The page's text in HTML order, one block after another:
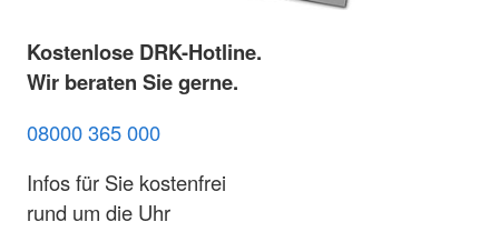
Kostenlose DRK-Hotline.
Wir beraten Sie gerne.
08000 365 000
Infos für Sie kostenfrei
rund um die Uhr